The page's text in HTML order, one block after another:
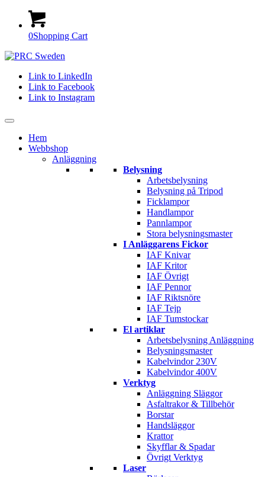
0Shopping Cart
Link to LinkedIn
Link to Facebook
Link to Instagram
Hem
Webbshop
Anläggning
Belysning
Arbetsbelysning
Belysning på Tripod
Ficklampor
Handlampor
Pannlampor
Stora belysningsmaster
I Anläggarens Fickor
IAF Knivar
IAF Kritor
IAF Övrigt
IAF Pennor
IAF Riktsnöre
IAF Tejp
IAF Tumstockar
El artiklar
Arbetsbelysning Anläggning
Belysningsmaster
Kabelvindor 230V
Kabelvindor 400V
Verktyg
Anläggning Släggor
Asfaltrakor & Tillbehör
Borstar
Handsläggor
Krattor
Skyfflar & Spadar
Övrigt Verktyg
Laser